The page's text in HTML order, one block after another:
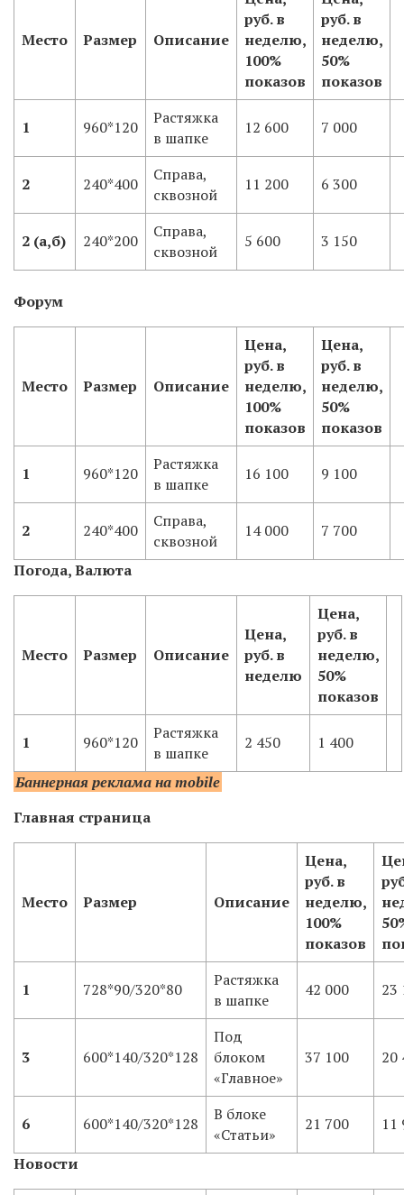
Место Размер Описание
руб. в
неделю,
100%
показов
руб. в
неделю,
50%
показов
1 960*120
Растяжка
в шапке
12 600 7 000
2 240*400
Справа,
сквозной
11 200 6 300
2 (а,б) 240*200
Справа,
сквозной
5 600 3 150
Форум
Место Размер Описание
Цена,
руб. в
неделю,
100%
показов
Цена,
руб. в
неделю,
50%
показов
1 960*120
Растяжка
в шапке
16 100 9 100
2 240*400
Справа,
сквозной
14 000
7 700
Погода, Валюта
Место Размер Описание
Цена,
руб. в
неделю
Цена,
руб. в
неделю,
50%
показов
1 960*120
Растяжка
в шапке
2 450
1 400
Баннерная реклама наmobile
Главная страница
Место Размер Описание
Цена,
руб. в
неделю,
100%
показов
1 728*90/320*80
Растяжка
в шапке
42 000 23
3 600*140/320*128
Под
блоком
«Главное»
37 100 20
6 600*140/320*128
В блоке
«Статьи»
21 700
11
Новости